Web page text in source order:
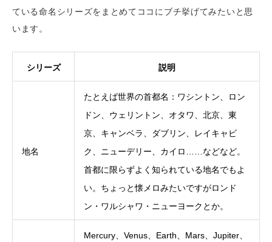
ている命名シリーズをまとめてココにブチ挙げてみたいと思
います。
シリーズ 説明
地名
たとえば世界の首都名：ワシントン、ロン
ドン、ウェリントン、オタワ、北京、東
京、キャンベラ、ダブリン、レイキャビ
ク、ニューデリー、カイロ……などなど。
首都に限らずよく知られている地名でもよ
い。ちょっと懐メロみたいですがロンド
ン・ワルシャワ・ニューヨークとか。
Mercury、Venus、Earth、Mars、Jupiter、